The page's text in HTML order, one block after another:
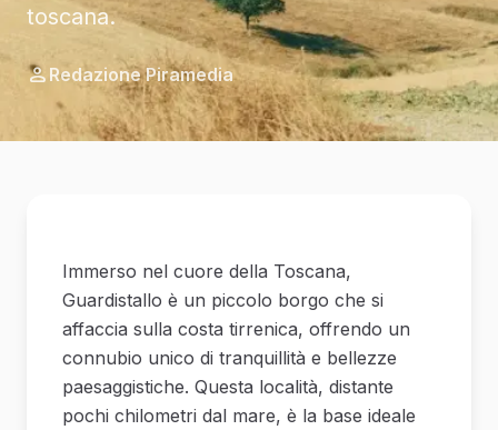
toscana.
Redazione Piramedia
Immerso nel cuore della Toscana,
Guardistallo è un piccolo borgo che si
affaccia sulla costa tirrenica, offrendo un
connubio unico di tranquillità e bellezze
paesaggistiche. Questa località, distante
pochi chilometri dal mare, è la base ideale